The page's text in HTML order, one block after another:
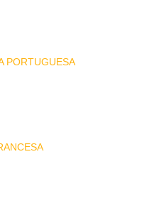
PORTUGUESA